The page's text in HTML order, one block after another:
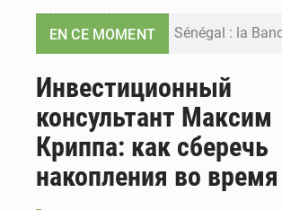
EN CE MOMENT
Инвестиционный
консультант Максим
Криппа: как сберечь
накопления во